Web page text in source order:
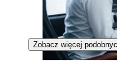
Zobacz więcej